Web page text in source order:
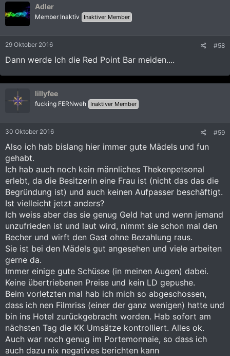
l
l
Adler
Member Inaktiv Inaktiver Member
29 Oktober 2016 #58
Dann werde Ich die Red Point Bar meiden....
lillyfee
fucking FERNweh Inaktiver Member
30 Oktober 2016 #59
Also ich hab bislang hier immer gute Mädels und fun
gehabt.
Ich hab auch noch kein männliches Thekenpetsonal
erlebt, da die Besitzerin eine Frau ist (nicht das das die
Begründung ist) und auch keinen Aufpasser beschäftigt.
Ist vielleicht jetzt anders?
Ich weiss aber das sie genug Geld hat und wenn jemand
unzufrieden ist und laut wird, nimmt sie schon mal den
Becher und wirft den Gast ohne Bezahlung raus.
Sie ist bei den Mädels gut angesehen und viele arbeiten
gerne da.
Immer einige gute Schüsse (in meinen Augen) dabei.
Keine übertriebenen Preise und kein LD gepushe.
Beim vorletzten mal hab ich mich so abgeschossen,
dass ich nen Filmriss (einer der ganz wenigen) hatte und
bin ins Hotel zurückgebracht worden. Hab sofort am
nächsten Tag die KK Umsätze kontrolliert. Alles ok.
Auch war noch genug im Portemonnaie, so dass ich
auch dazu nix negatives berichten kann